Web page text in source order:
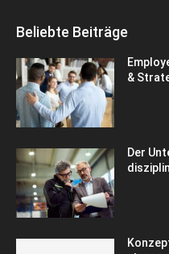
Beliebte Beiträge
&
Der